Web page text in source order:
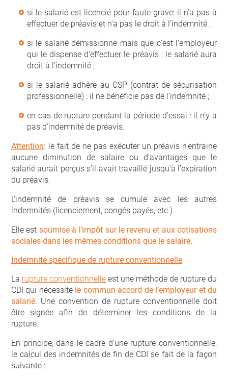
si le salarié est licencié pour faute grave: il n’a pas à
effectuer de préavis et n’a pas le droit à l’indemnité ;
si le salarié démissionne mais que c’est l’employeur
qui le dispense d’effectuer le préavis : le salarié aura
droit à l’indemnité ;
si le salarié adhère au CSP (contrat de sécurisation
professionnelle) : il ne bénéficie pas de l’indemnité ;
en cas de rupture pendant la période d’essai : il n’y a
pas d’indemnité de préavis.
Attention: le fait de ne pas exécuter un préavis n’entraine
aucune diminution de salaire ou d’avantages que le
salarié aurait perçus s’il avait travaillé jusqu’à l’expiration
du préavis.
L’indemnité de préavis se cumule avec les autres
indemnités (licenciement, congés payés, etc.).
Elle est soumise à l’impôt sur le revenu et aux cotisations
sociales dans les mêmes conditions que le salaire.
Indemnité spécifique de rupture conventionnelle
La rupture conventionnelle est une méthode de rupture du
CDI qui nécessite le commun accord de l’employeur et du
salarié. Une convention de rupture conventionnelle doit
être signée afin de déterminer les conditions de la
rupture.
En principe, dans le cadre d’une rupture conventionnelle,
le calcul des indemnités de fin de CDI se fait de la façon
suivante :